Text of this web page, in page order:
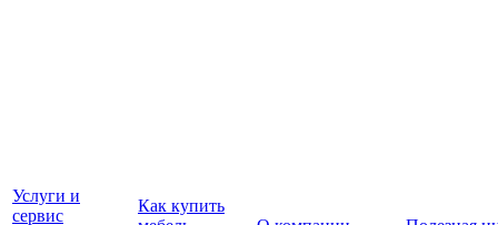
Услуги и
сервис
Как купить